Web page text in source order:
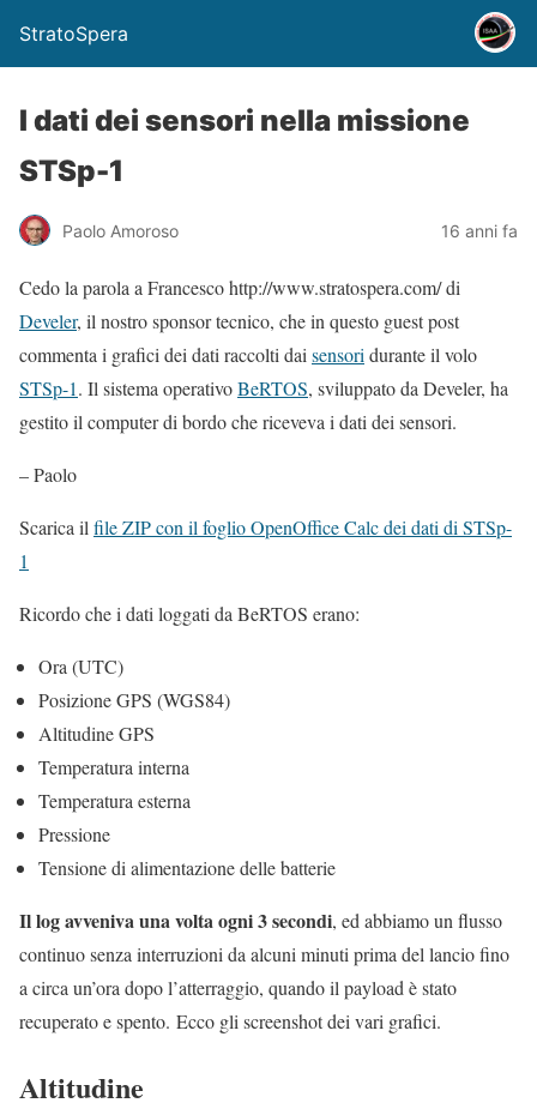
StratoSpera
I dati dei sensori nella missione
STSp-1
Paolo Amoroso 16 anni fa
Cedo la parola a Francesco http://www.stratospera.com/ di
Develer, il nostro sponsor tecnico, che in questo guest post
commenta i grafici dei dati raccolti dai sensori durante il volo
STSp-1. Il sistema operativoBeRTOS, sviluppato da Develer, ha
gestito il computer di bordo che riceveva i dati dei sensori.
– Paolo
Scarica il file ZIP con il foglio OpenOffice Calc dei dati di STSp-
1
Ricordo che i dati loggati da BeRTOS erano:
Ora (UTC)
Posizione GPS (WGS84)
Altitudine GPS
Temperatura interna
Temperatura esterna
Pressione
Tensione di alimentazione delle batterie
Il log avveniva una volta ogni 3 secondi, ed abbiamo un flusso
continuo senza interruzioni da alcuni minuti prima del lancio fino
a circa un’ora dopo l’atterraggio, quando il payload è stato
recuperato e spento. Ecco gli screenshot dei vari grafici.
Altitudine